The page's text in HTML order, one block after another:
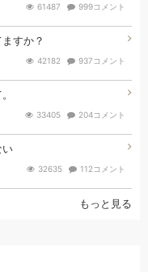
61487 999コメント
すか？
42182 937コメント
33405 204コメント
い
32635 112コメント
もっと見る